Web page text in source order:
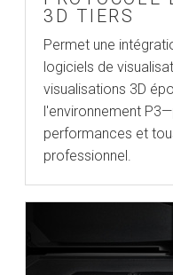
3D TIERS
Permet une
logiciels de
visualisations 3D
l'environnement
performances et
professionnel.